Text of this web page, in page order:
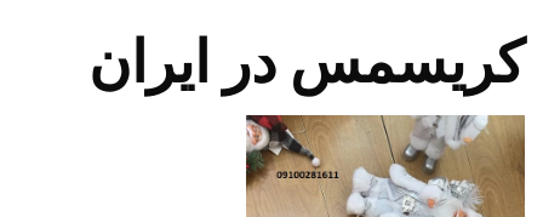
کریسمس در ایران